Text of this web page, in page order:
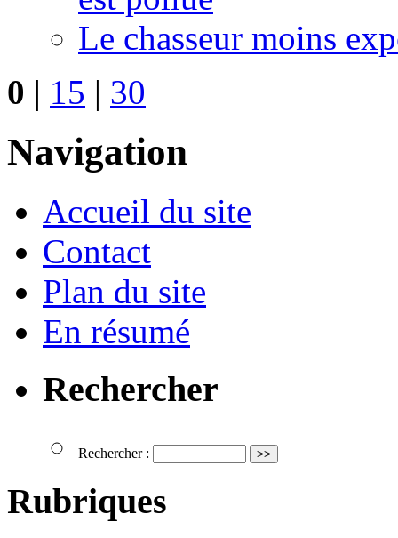
Le chasseur moins
0 | 15 | 30
Navigation
Accueil du site
Contact
Plan du site
En résumé
Rechercher
Rechercher :
Rubriques